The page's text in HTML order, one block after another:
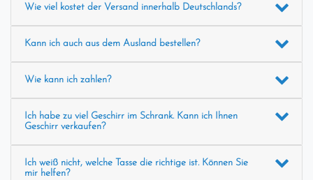
Wie viel kostet der Versand innerhalb Deutschlands?
Kann ich auch aus dem Ausland bestellen?
Wie kann ich zahlen?
Ich habe zu viel Geschirr im Schrank. Kann ich Ihnen
Geschirr verkaufen?
Ich weiß nicht, welche Tasse die richtige ist. Können Sie
mir helfen?